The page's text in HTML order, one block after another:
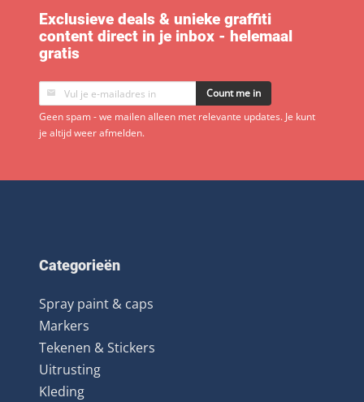
Exclusieve deals & unieke graffiti
content direct in je inbox - helemaal
gratis
Count me in
Geen spam - we mailen alleen met relevante updates. Je kunt
je altijd weer afmelden.
Categorieën
Spray paint & caps
Markers
Tekenen & Stickers
Uitrusting
Kleding